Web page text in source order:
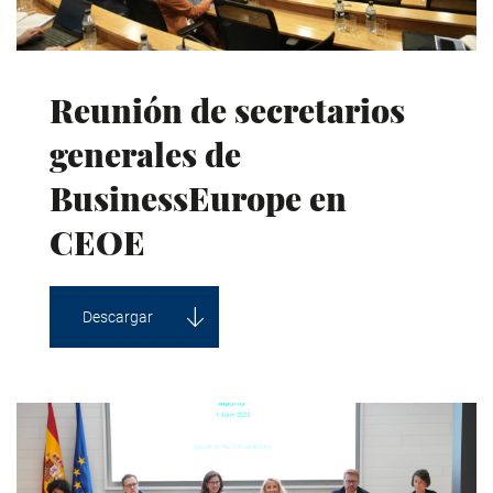
Reunión de secretarios
generales de
BusinessEurope en
CEOE
Descargar